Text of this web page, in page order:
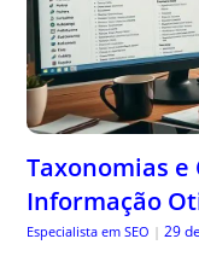
Taxonomias
Informação
Especialista em SEO | 29